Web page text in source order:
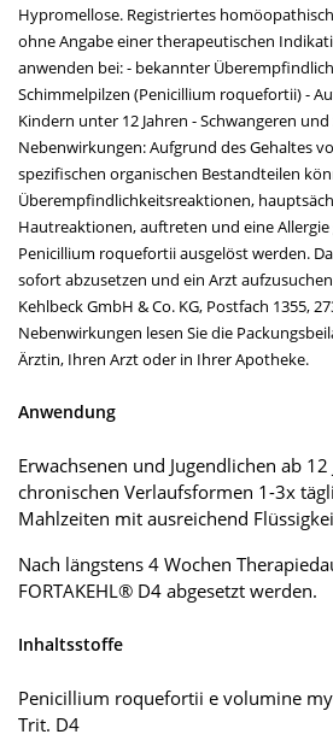
Hypromellose. Registriertes
ohne Angabe einer therapeutischen
anwenden bei: - bekannter
Schimmelpilzen (Penicillium roquefortii) -
Kindern unter 12 Jahren - Schwangeren
Nebenwirkungen: Aufgrund des Gehaltes
spezifischen organischen Bestandteilen
Überempfindlichkeitsreaktionen,
Hautreaktionen, auftreten und eine
Penicillium roquefortii ausgelöst werden.
sofort abzusetzen und ein Arzt
Kehlbeck GmbH & Co. KG, Postfach 1355,
Nebenwirkungen lesen Sie die
Ärztin, Ihren Arzt oder in Ihrer Apotheke.
Anwendung
Erwachsenen und Jugendlichen ab
chronischen Verlaufsformen 1-3x
Mahlzeiten mit ausreichend
Nach längstens 4 Wochen
FORTAKEHL® D4 abgesetzt werden.
Inhaltsstoffe
Penicillium roquefortii e volumine
Trit. D4